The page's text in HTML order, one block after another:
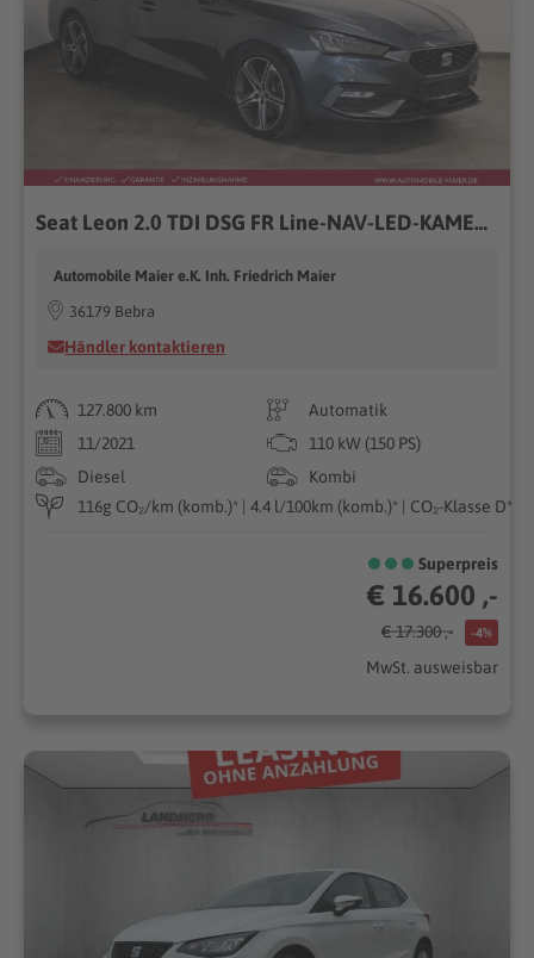
Seat Leon 2.0 TDI DSG FR Line-NAV-LED-KAMERA-BEATS-
Automobile Maier e.K. Inh. Friedrich Maier
36179 Bebra
Händler kontaktieren
127.800 km
Automatik
11/2021
110 kW (150 PS)
Diesel
Kombi
116g CO₂/km (komb.)* | 4.4 l/100km (komb.)* | CO₂-Klasse D*
Superpreis
€ 16.600 ,-
€ 17.300 ,- -4%
MwSt. ausweisbar